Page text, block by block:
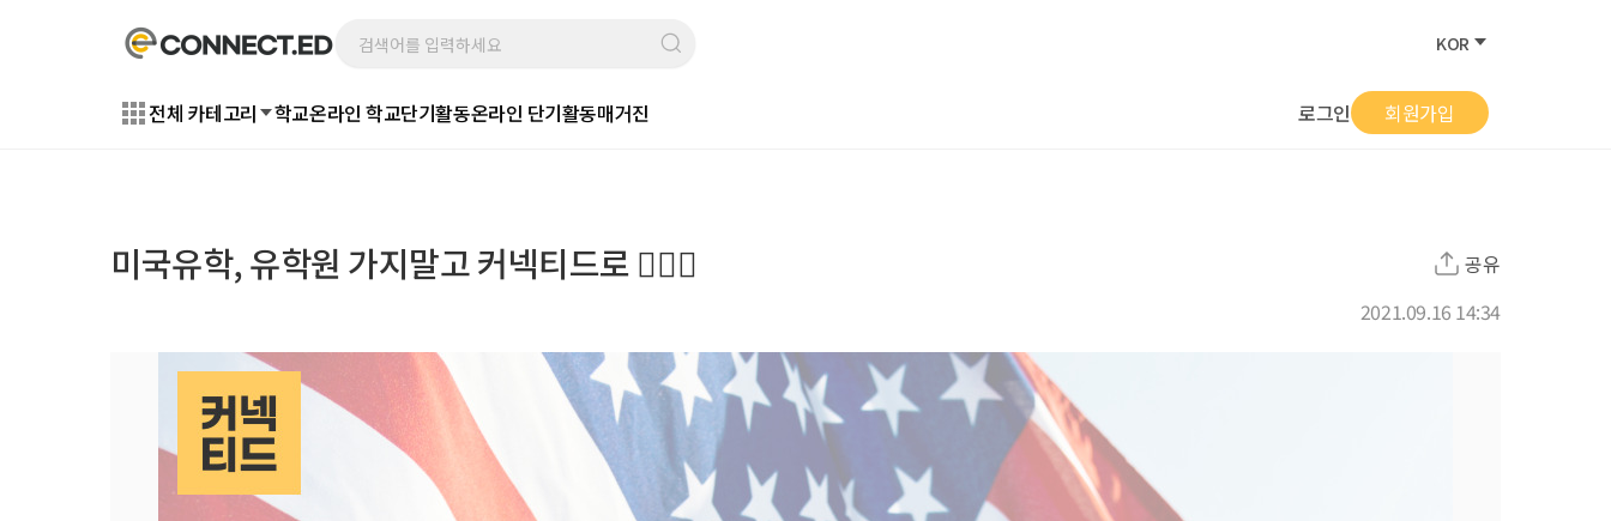
KOR
전체 카테고리 학교온라인 학교단기활동온라인 단기활동매거진 로그인 회원가입
미국유학, 유학원 가지말고 커넥티드로 🙋🏻‍♀️
공유
2021.09.16 14:34